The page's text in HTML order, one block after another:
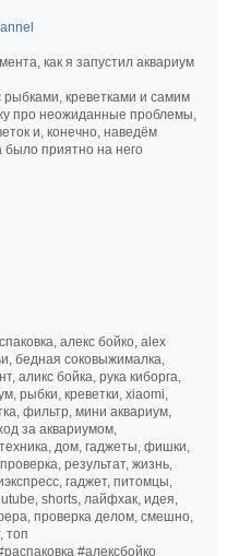
как я запустил аквариум
рыбками, креветками и самим
про неожиданные проблемы,
и, конечно, наведём
было приятно на него
алекс бойко, alex
бедная соковыжималка,
аликс бойка, рука киборга,
рыбки, креветки, xiaomi,
фильтр, мини аквариум,
за аквариумом,
дом, гаджеты, фишки,
результат, жизнь,
гаджет, питомцы,
shorts, лайфхак, идея,
проверка делом, смешно,
топ
#алексбойко